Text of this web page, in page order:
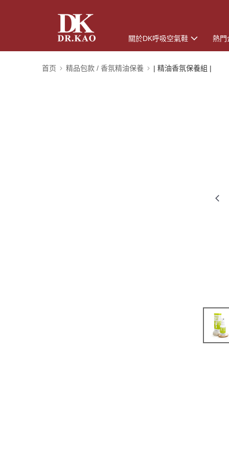
關於DK呼吸空氣鞋 熱門
首页 精品包款 / 香氛精油保養 | 精油香氛保養組 |